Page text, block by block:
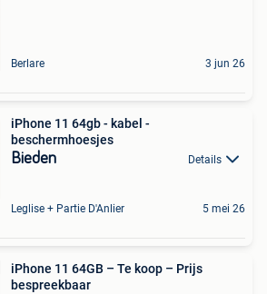
Berlare 3 jun 26
iPhone 11 64gb - kabel -
beschermhoesjes
Bieden Details
Leglise + Partie D'Anlier 5 mei 26
iPhone 11 64GB – Te koop – Prijs
bespreekbaar